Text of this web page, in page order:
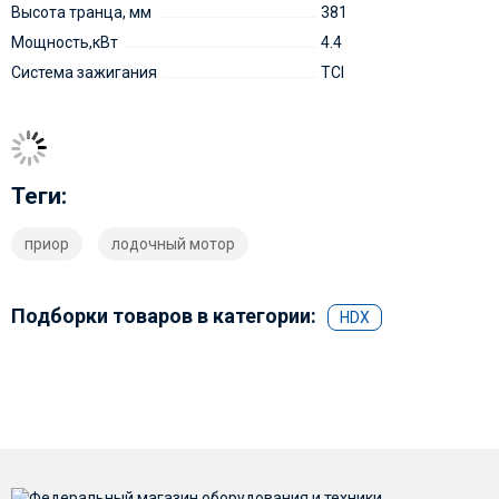
Высота транца, мм
381
Мощность,кВт
4.4
Система зажигания
TCI
Теги:
приор лодочный мотор
Подборки товаров в категории: HDX